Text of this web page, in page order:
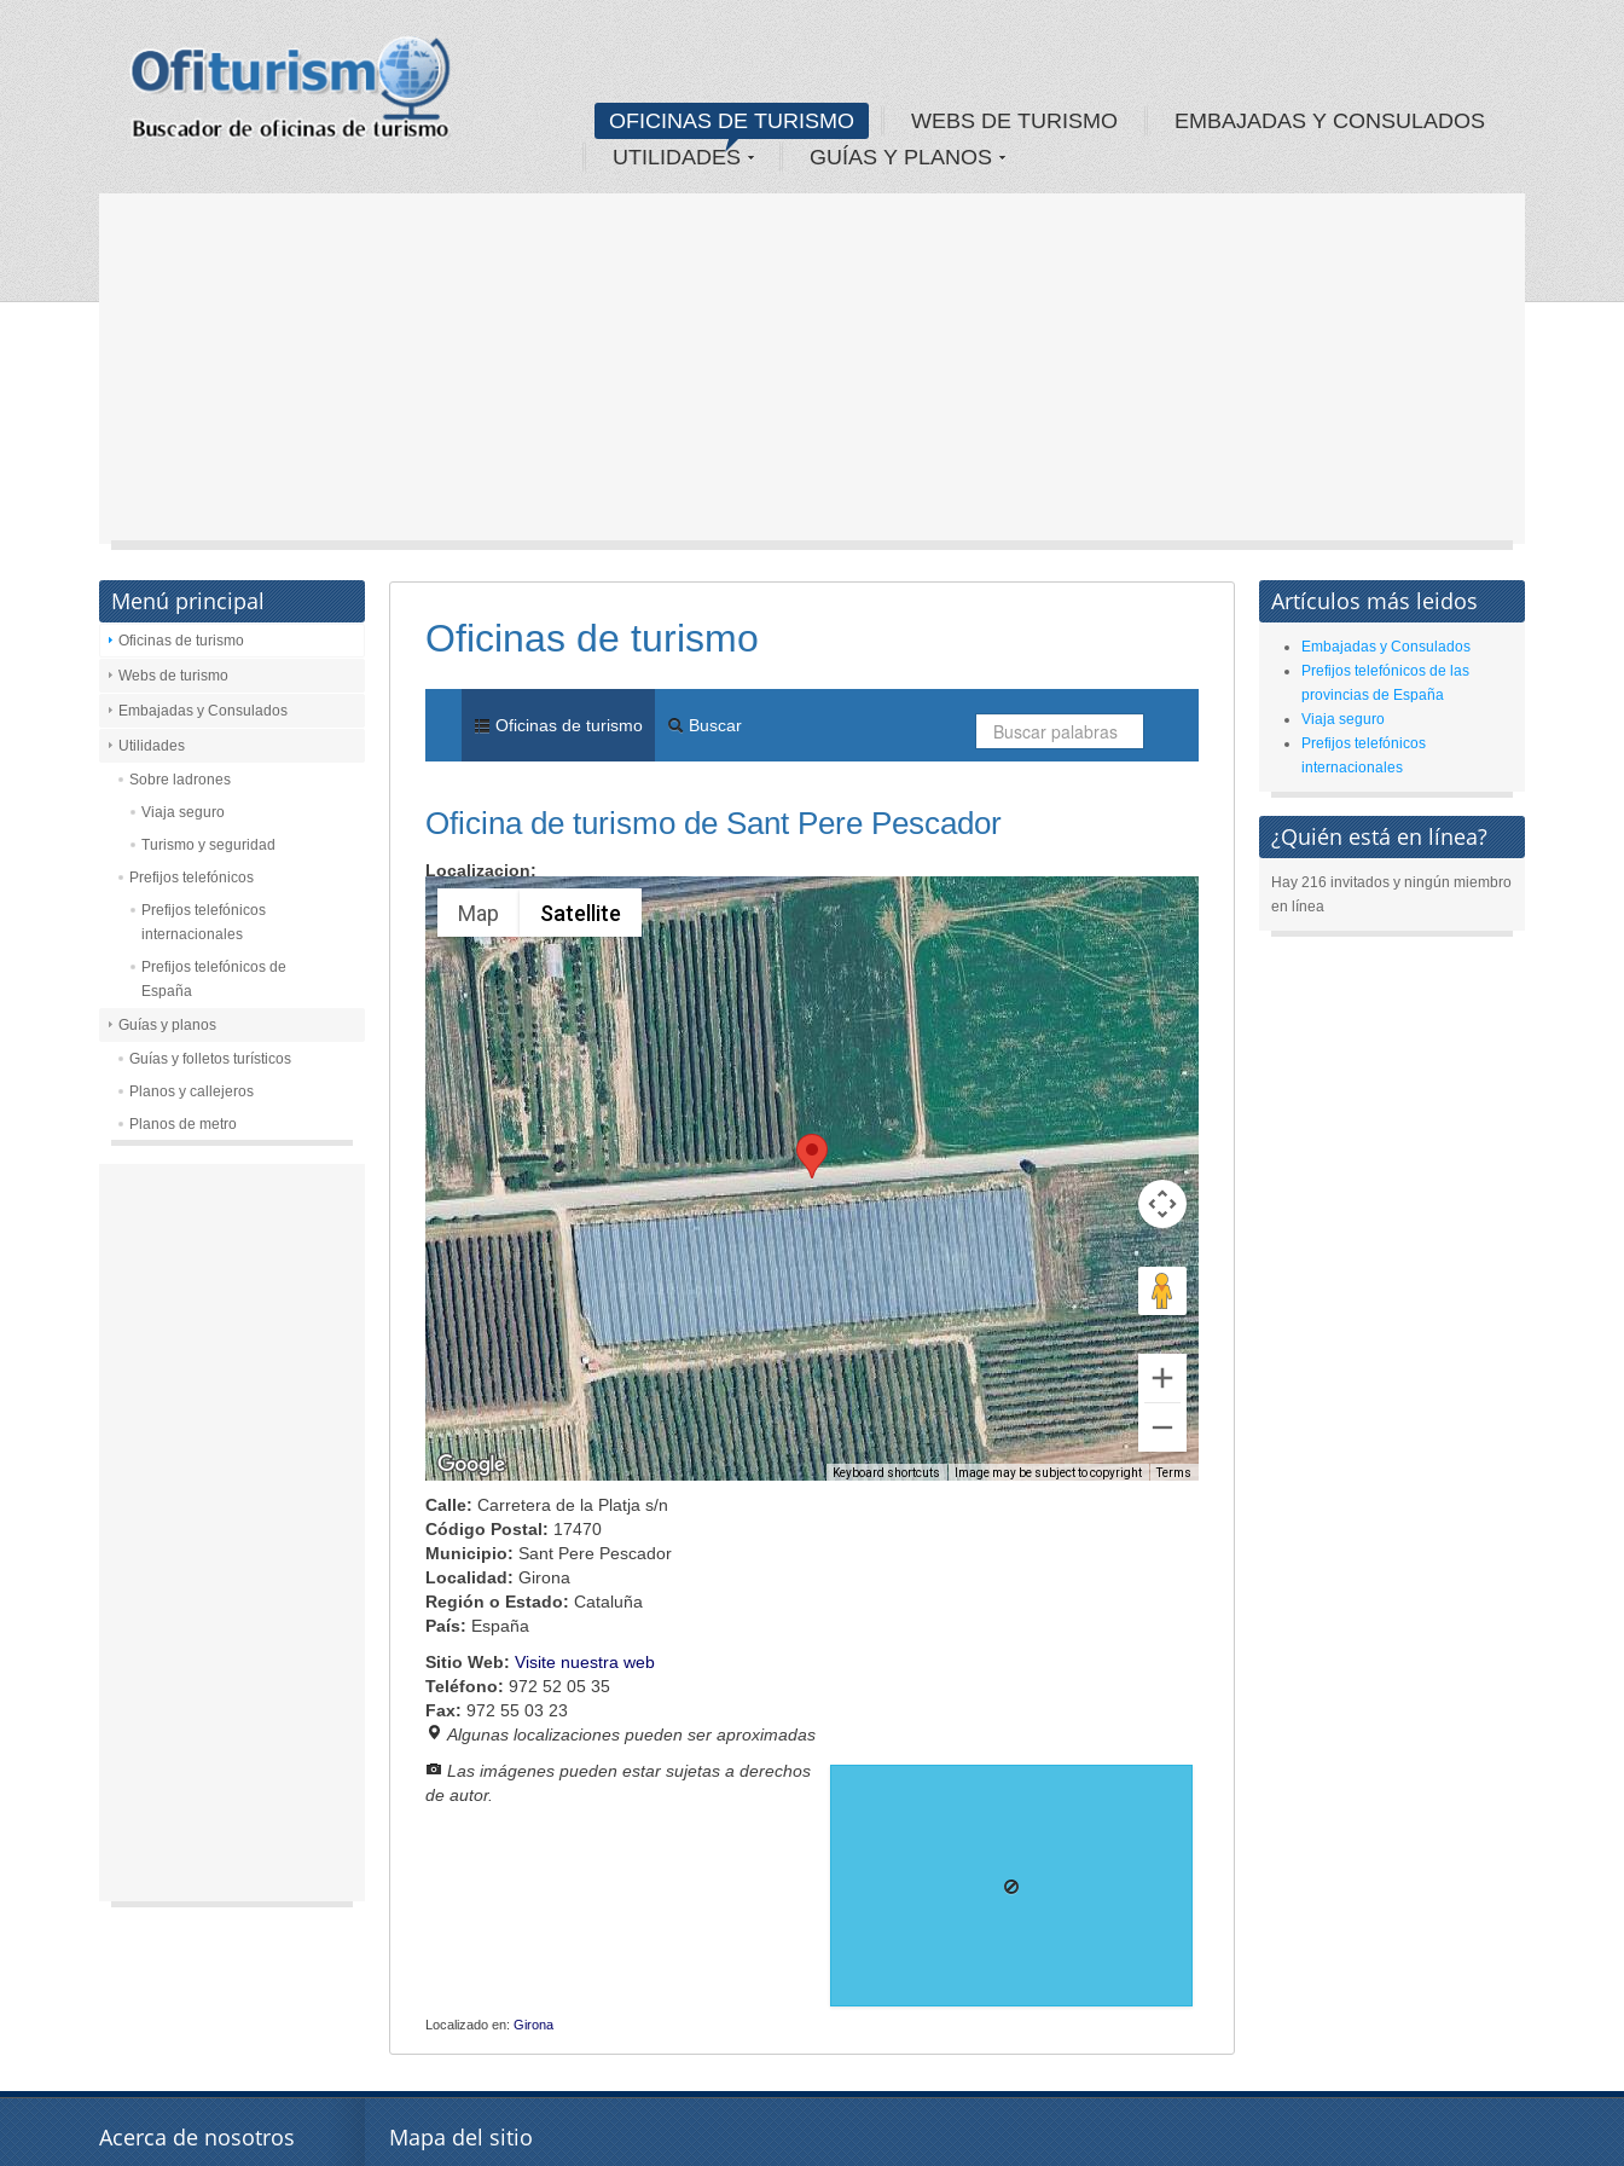
OFICINAS DE TURISMO WEBS DE TURISMO
EMBAJADAS Y CONSULADOS
UTILIDADES
GUÍAS Y PLANOS
Oficinas de turismo
Oficinas de turismo Buscar
Oficina de turismo de Sant Pere Pescador
Localizacion:
Map Satellite
Keyboard shortcuts Image may be subject to copyright Terms
Calle: Carretera de la Platja s/n
Código Postal: 17470
Municipio: Sant Pere Pescador
Localidad: Girona
Región o Estado: Cataluña
País: España
Sitio Web: Visite nuestra web
Teléfono: 972 52 05 35
Fax: 972 55 03 23
Algunas localizaciones pueden ser aproximadas
Las imágenes pueden estar sujetas a derechos
de autor.
Localizado en: Girona
Menú principal
Oficinas de turismo
Webs de turismo
Embajadas y Consulados
Utilidades
Sobre ladrones
Viaja seguro
Turismo y seguridad
Prefijos telefónicos
Prefijos telefónicos
internacionales
Prefijos telefónicos de
España
Guías y planos
Guías y folletos turísticos
Planos y callejeros
Planos de metro
Artículos más leidos
Embajadas y Consulados
Prefijos telefónicos de las
provincias de España
Viaja seguro
Prefijos telefónicos
internacionales
¿Quién está en línea?
Hay 216 invitados y ningún miembro
en línea
Acerca de nosotros Mapa del sitio